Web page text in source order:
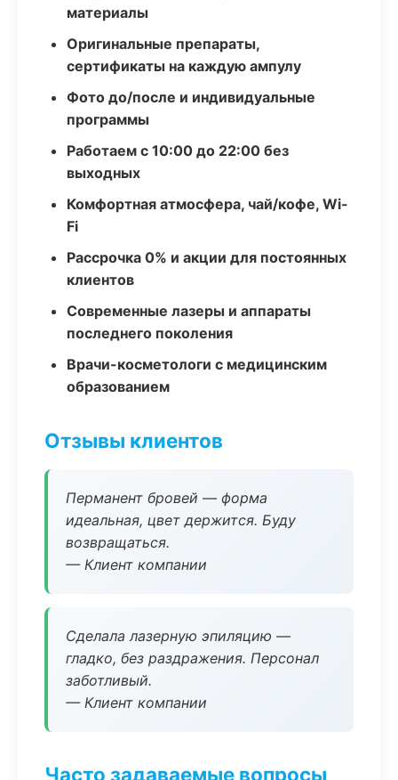
материалы
Оригинальные препараты,
сертификаты на каждую ампулу
Фото до/после и индивидуальные
программы
Работаем с 10:00 до 22:00 без
выходных
Комфортная атмосфера, чай/кофе, Wi-
Fi
Рассрочка 0% и акции для постоянных
клиентов
Современные лазеры и аппараты
последнего поколения
Врачи-косметологи с медицинским
образованием
Отзывы клиентов
Перманент бровей — форма
идеальная, цвет держится. Буду
возвращаться.
— Клиент компании
Сделала лазерную эпиляцию —
гладко, без раздражения. Персонал
заботливый.
— Клиент компании
Часто задаваемые вопросы